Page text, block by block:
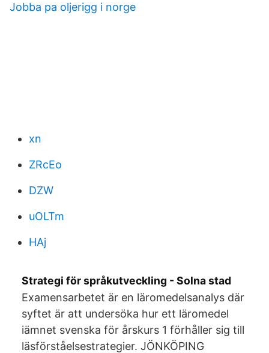
Jobba pa oljerigg i norge
xn
ZRcEo
DZW
uOLTm
HAj
Strategi för språkutveckling - Solna stad
Examensarbetet är en läromedelsanalys där
syftet är att undersöka hur ett läromedel
iämnet svenska för årskurs 1 förhåller sig till
läsförståelsestrategier. JÖNKÖPING